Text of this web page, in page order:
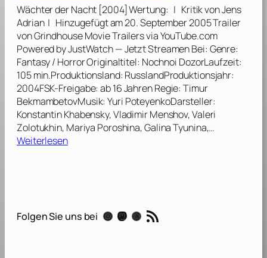
e
r
d
e
r
N
a
c
h
t
Wächter der Nacht [2004] Wertung: | Kritik von Jens
Adrian | Hinzugefügt am 20. September 2005 Trailer
von Grindhouse Movie Trailers via YouTube.com
Powered by JustWatch — Jetzt Streamen Bei: Genre:
Fantasy / Horror Originaltitel: Nochnoi DozorLaufzeit:
105 min.Produktionsland: RusslandProduktionsjahr:
2004FSK-Freigabe: ab 16 Jahren Regie: Timur
BekmambetovMusik: Yuri PoteyenkoDarsteller:
Konstantin Khabensky, Vladimir Menshov, Valeri
Zolotukhin, Mariya Poroshina, Galina Tyunina,…
Weiterlesen:
e
Folgen Sie uns bei Instagram Mastodon Threads RSS-Feed